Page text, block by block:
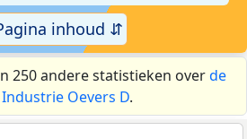
inhoud ⇵
250 andere statistieken overde
Oevers D.